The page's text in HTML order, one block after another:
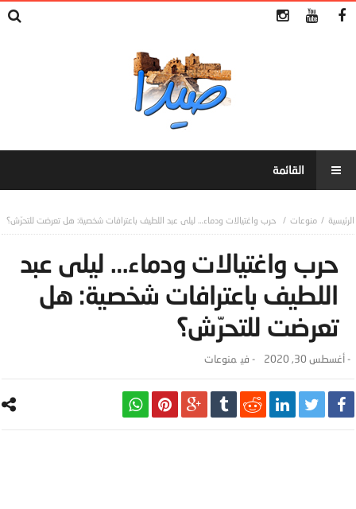
منوعات حرب واغتيالات ودماء… ليلى عبد اللطيف باعترافات شخصية: هل تعرضت للتحرّش؟
حرب واغتيالات ودماء… ليلى عبد
اللطيف باعترافات شخصية: هل
تعرضت للتحرّش؟
-أغسطس 30, 2020 - ‎في منوعات